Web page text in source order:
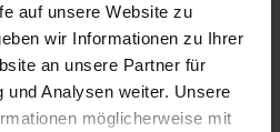
auf unsere Website zu
wir Informationen zu Ihrer
an unsere Partner für
und Analysen weiter. Unsere
möglicherweise mit
Gewinde/Muffe
mm